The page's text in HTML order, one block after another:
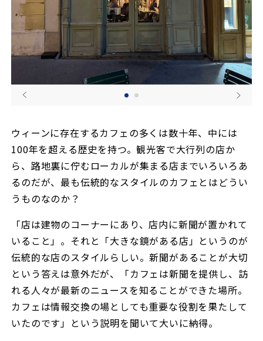
ウィーンに存在するカフェの多くは数十年、中には
100年を超える歴史を持つ。観光客で大行列の店か
ら、路地裏に佇むローカルが集まる店までいろいろあ
るのだが、最も伝統的なスタイルのカフェとはどうい
うものなのか？
「店は建物のコーナーにあり、店内に新聞が置かれて
いること」。それと「大きな鏡がある店」というのが
伝統的な店のスタイルらしい。新聞があることが大切
という答えは意外だが、「カフェは新聞を提供し、訪
れる人々が最新のニュースを知ることができた場所。
カフェは情報交換の場としても重要な役割を果たして
いたのです」という説明を聞いて大いに納得。